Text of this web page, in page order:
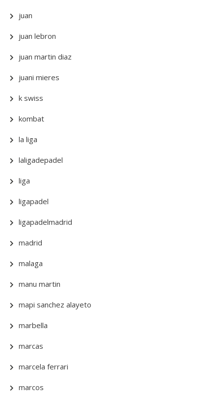
juan
juan lebron
juan martin diaz
juani mieres
k swiss
kombat
la liga
laligadepadel
liga
ligapadel
ligapadelmadrid
madrid
malaga
manu martin
mapi sanchez alayeto
marbella
marcas
marcela ferrari
marcos